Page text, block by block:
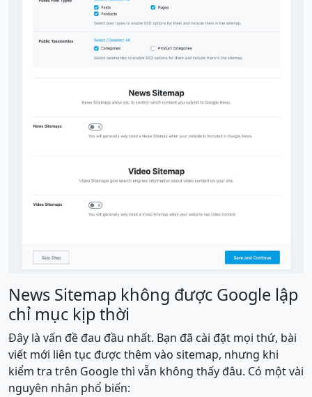
News Sitemap không được Google lập
chỉ mục kịp thời
Đây là vấn đề đau đầu nhất. Bạn đã cài đặt mọi thứ, bài
viết mới liên tục được thêm vào sitemap, nhưng khi
kiểm tra trên Google thì vẫn không thấy đâu. Có một vài
nguyên nhân phổ biến: